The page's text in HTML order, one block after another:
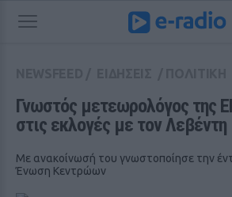
Γνωστός μετεωρολόγος της
στις εκλογές με τον Λεβέντη
Με ανακοίνωσή του γνωστοποίησε την
Ένωση Κεντρώων